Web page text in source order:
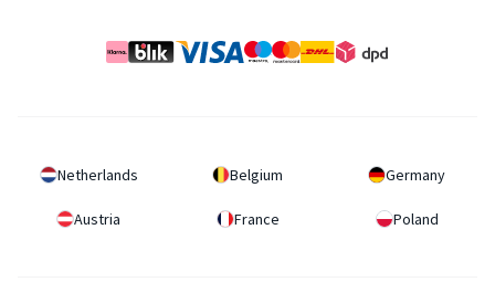
Netherlands Belgium Germany
Austria France Poland